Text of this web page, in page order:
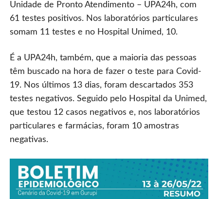
Unidade de Pronto Atendimento – UPA24h, com
61 testes positivos. Nos laboratórios particulares
somam 11 testes e no Hospital Unimed, 10.
É a UPA24h, também, que a maioria das pessoas
têm buscado na hora de fazer o teste para Covid-
19. Nos últimos 13 dias, foram descartados 353
testes negativos. Seguido pelo Hospital da Unimed,
que testou 12 casos negativos e, nos laboratórios
particulares e farmácias, foram 10 amostras
negativas.